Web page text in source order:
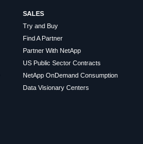
SALES
Try and Buy
Find A Partner
Partner With NetApp
US Public Sector Contracts
NetApp OnDemand Consumption
Data Visionary Centers